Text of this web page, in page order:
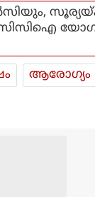
ആരോഗ്യം